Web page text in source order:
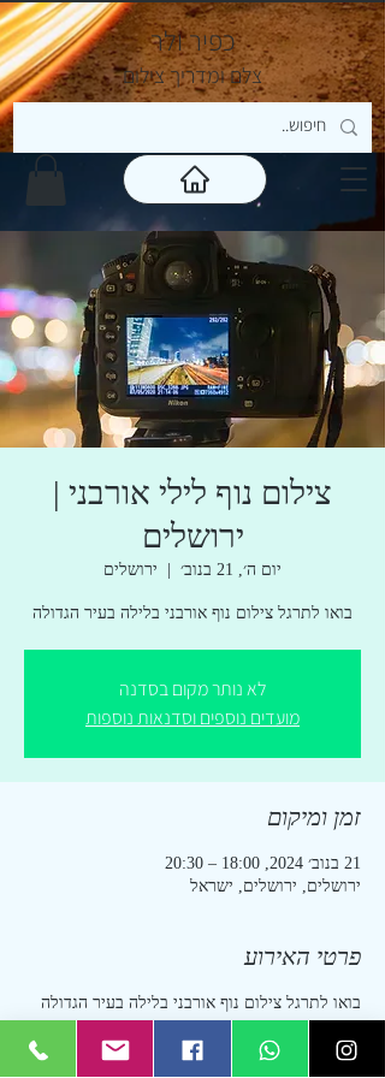
כפיר ולר
צלם ומדריך צילום
צילום נוף לילי אורבני |
ירושלים
יום ה׳, 21 בנוב׳ ירושלים
בואו לתרגל צילום נוף אורבני בלילה בעיר הגדולה
לא נותר מקום בסדנה
מועדים נוספים וסדנאות נוספות
זמן ומיקום
21 בנוב׳ 2024, 18:00 – 20:30
ירושלים, ירושלים, ישראל
פרטי האירוע
בואו לתרגל צילום נוף אורבני בלילה בעיר הגדולה
החשיפה בסיטואציות שונות, פיתוח הראייה
הצילומית ועוד